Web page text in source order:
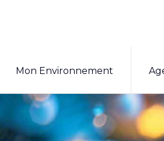
Mon Environnement